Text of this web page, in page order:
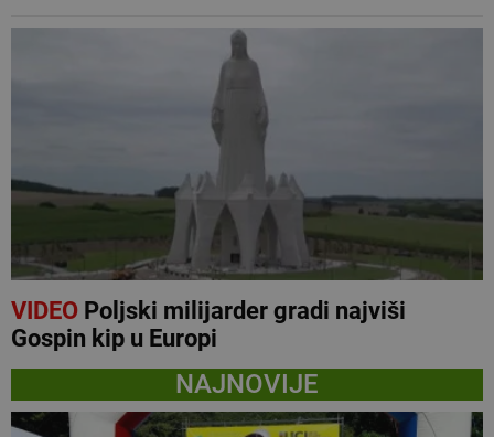
VIDEOPoljski milijarder gradi najviši
Gospin kip u Europi
NAJNOVIJE